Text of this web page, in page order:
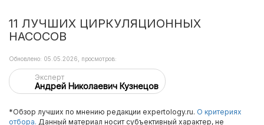
11 ЛУЧШИХ ЦИРКУЛЯЦИОННЫХ
НАСОСОВ
Эксперт
Андрей Николаевич Кузнецов
Обновлено: 05.05.2026, просмотров:
*Обзор лучших по мнению редакции expertology.ru. О критериях
отбора. Данный материал носит субъективный характер, не